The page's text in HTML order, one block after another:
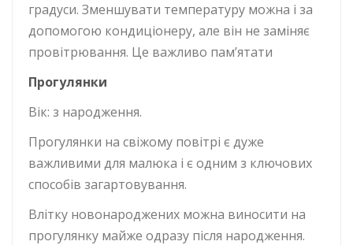
градуси. Зменшувати температуру можна і за
допомогою кондиціонеру, але він не заміняє
провітрювання. Це важливо пам’ятати
Прогулянки
Вік: з народження.
Прогулянки на свіжому повітрі є дуже
важливими для малюка і є одним з ключових
способів загартовування.
Влітку новонароджених можна виносити на
прогулянку майже одразу після народження.